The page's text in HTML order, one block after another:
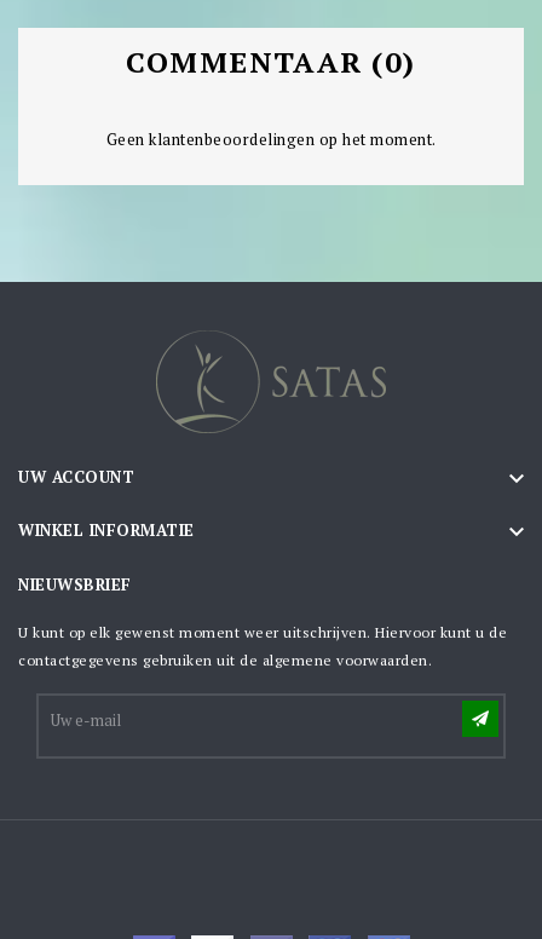
COMMENTAAR (0)
Geen klantenbeoordelingen op het moment.
UW ACCOUNT 
WINKEL INFORMATIE 
NIEUWSBRIEF
U kunt op elk gewenst moment weer uitschrijven. Hiervoor kunt u de
contactgegevens gebruiken uit de algemene voorwaarden.